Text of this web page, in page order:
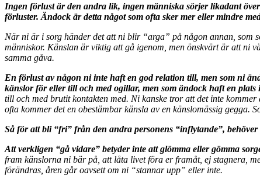
Ingen förlust är den andra lik, ingen människa sörjer likadant
förluster. Ändock är detta något som ofta sker mer eller mindre
När ni är i sorg händer det att ni blir “arga” på någon annan, som
människor. Känslan är viktig att gå igenom, men önskvärt är att ni
samma gåva.
En förlust av någon ni inte haft en god relation till, men som ni
känslor för eller till och med ogillar, men som ändock haft en plats
till och med brutit kontakten med. Ni kanske tror att det inte
ofta kommer det en obestämbar känsla av en känslomässig gegga.
Så för att bli “fri” från den andra personens “inflytande”,
Att verkligen “gå vidare” betyder inte att glömma eller gömma
fram känslorna ni bär på, att låta livet föra er framåt, ej stagnera,
förändras, åren går oavsett om ni “stannar upp” eller inte.